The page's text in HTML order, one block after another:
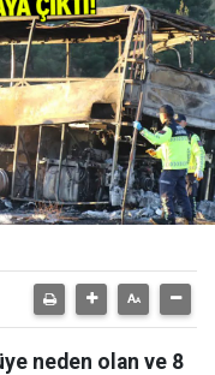
neden olan ve 8